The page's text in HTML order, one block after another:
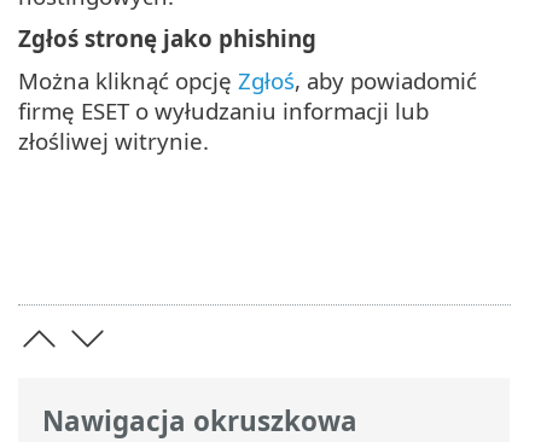
Nawigacja okruszkowa
Zgłoś stronę jako phishing
Można kliknąć opcję Zgłoś, aby powiadomić
firmę ESET o wyłudzaniu informacji lub
złośliwej witrynie.